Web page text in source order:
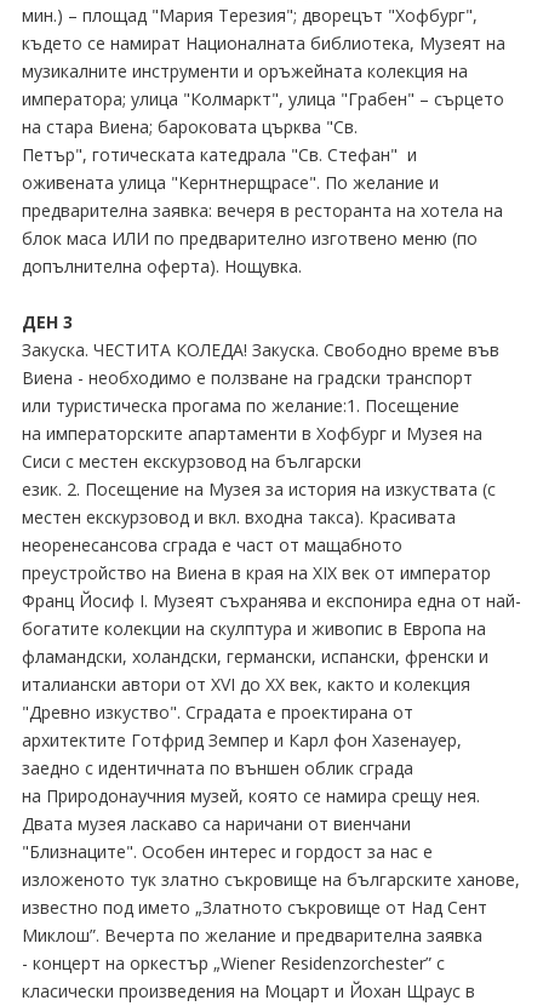
мин.) – площад "Мария Терезия"; дворецът "Хофбург",
където се намират Националната библиотека, Музеят на
музикалните инструменти и оръжейната колекция на
императора; улица "Колмаркт", улица "Грабен" – сърцето
на стара Виена; бароковата църква "Св.
Петър", готическата катедрала "Св. Стефан" и
оживената улица "Кернтнерщрасе". По желание и
предварителна заявка: вечеря в ресторанта на хотела на
блок маса ИЛИ по предварително изготвено меню (по
допълнителна оферта). Нощувка.
ДЕН 3
Закуска. ЧЕСТИТА КОЛЕДА! Закуска. Свободно време във
Виена - необходимо е ползване на градски транспорт
или туристическа прогама по желание:1. Посещение
на императорските апартаменти в Хофбург и Музея на
Сиси с местен екскурзовод на български
език. 2. Посещение на Музея за история на изкуствата (с
местен екскурзовод и вкл. входна такса). Красивата
неоренесансова сграда е част от мащабното
преустройство на Виена в края на XIX век от император
Франц Йосиф I. Музеят съхранява и експонира една от най-
богатите колекции на скулптура и живопис в Европа на
фламандски, холандски, германски, испански, френски и
италиански автори от XVI до XX век, както и колекция
"Древно изкуство". Сградата е проектирана от
архитектите Готфрид Земпер и Карл фон Хазенауер,
заедно с идентичната по външен облик сграда
на Природонаучния музей, която се намира срещу нея.
Двата музея ласкаво са наричани от виенчани
"Близнаците". Особен интерес и гордост за нас е
изложеното тук златно съкровище на българските ханове,
известно под името „Златното съкровище от Над Сент
Миклош”. Вечерта по желание и предварителна заявка
- концерт на оркестър „Wiener Residenzorchester” с
класически произведения на Моцарт и Йохан Щраус в